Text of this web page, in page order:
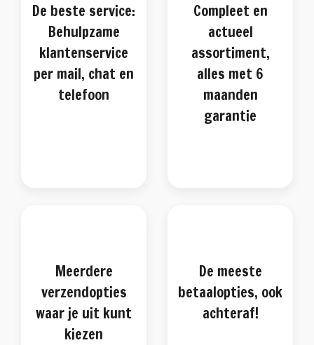
De beste service:
Behulpzame
klantenservice
per mail, chat en
telefoon
Compleet en
actueel
assortiment,
alles met 6
maanden
garantie
Meerdere
verzendopties
waar je uit kunt
kiezen
De meeste
betaalopties, ook
achteraf!